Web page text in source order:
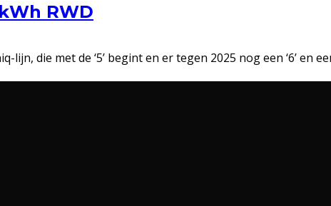
RWD
die met de ‘5’ begint en er tegen 2025 nog een ‘6’ en